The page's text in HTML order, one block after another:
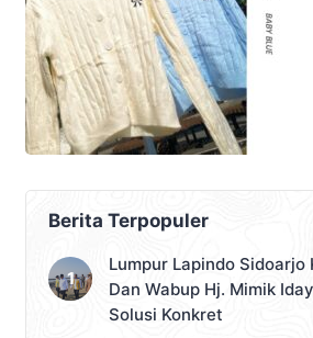
Berita Terpopuler
Lumpur Lapindo Sidoarjo
Dan Wabup Hj. Mimik
Solusi Konkret